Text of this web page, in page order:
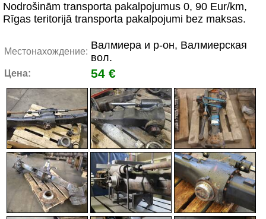
Nodrošinām transporta pakalpojumus 0, 90 Eur/km,
Rīgas teritorijā transporta pakalpojumi bez maksas.
Местонахождение:
Валмиера и р-он, Валмиерская
вол.
Цена: 54 €